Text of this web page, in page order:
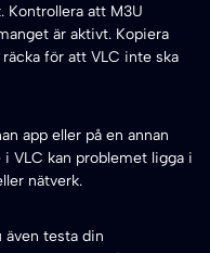
Kontrollera att M3U
är aktivt. Kopiera
för att VLC inte ska
app eller på en annan
VLC kan problemet ligga i
nätverk.
även testa din